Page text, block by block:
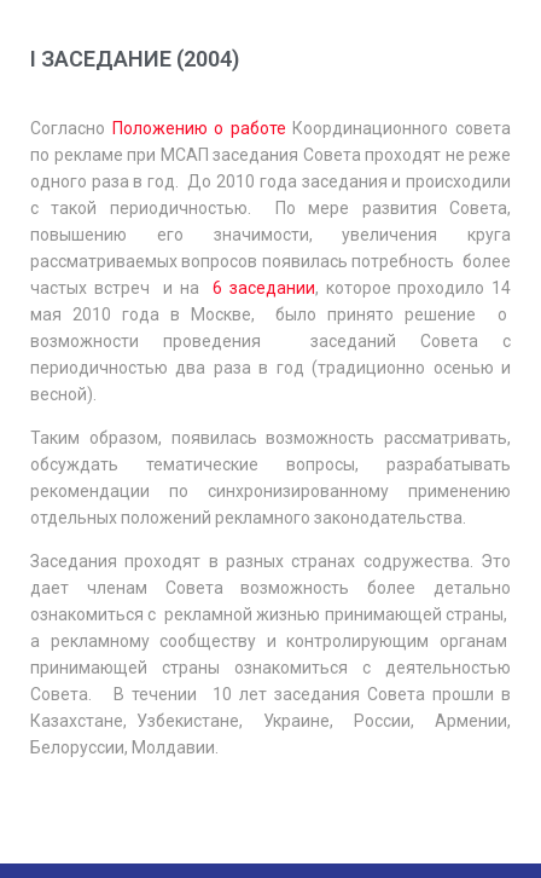
I ЗАСЕДАНИЕ (2004)
Согласно Положению о работе Координационного совета
по рекламе при МСАП заседания Совета проходят не реже
одного раза в год. До 2010 года заседания и происходили
с такой периодичностью. По мере развития Совета,
повышению его значимости, увеличения круга
рассматриваемых вопросов появилась потребность более
частых встреч и на6 заседании, которое проходило 14
мая 2010 года в Москве, было принято решение о
возможности проведения заседаний Совета с
периодичностью два раза в год (традиционно осенью и
весной).
Таким образом, появилась возможность рассматривать,
обсуждать тематические вопросы, разрабатывать
рекомендации по синхронизированному применению
отдельных положений рекламного законодательства.
Заседания проходят в разных странах содружества. Это
дает членам Совета возможность более детально
ознакомиться с рекламной жизнью принимающей страны,
а рекламному сообществу и контролирующим органам
принимающей страны ознакомиться с деятельностью
Совета. В течении 10 лет заседания Совета прошли в
Казахстане, Узбекистане, Украине, России, Армении,
Белоруссии, Молдавии.